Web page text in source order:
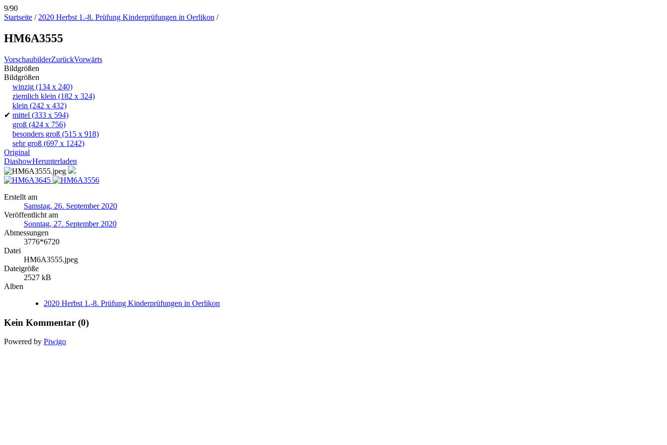
9/90
Startseite / 2020 Herbst 1.-8. Prüfung Kinderprüfungen in Oerlikon /
HM6A3555
VorschaubilderZurückVorwärts
Bildgrößen
Bildgrößen
winzig (134 x 240)
ziemlich klein (182 x 324)
klein (242 x 432)
✔ mittel (333 x 594)
groß (424 x 756)
besonders groß (515 x 918)
sehr groß (697 x 1242)
Original
DiashowHerunterladen
Erstellt am
Samstag, 26. September 2020
Veröffentlicht am
Sonntag, 27. September 2020
Abmessungen
3776*6720
Datei
HM6A3555.jpeg
Dateigröße
2527 kB
Alben
2020 Herbst 1.-8. Prüfung Kinderprüfungen in Oerlikon
Kein Kommentar (0)
Powered by Piwigo